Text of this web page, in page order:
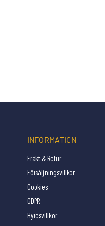
INFORMATION
Frakt & Retur
Försäljningsvillkor
Cookies
GDPR
Hyresvillkor